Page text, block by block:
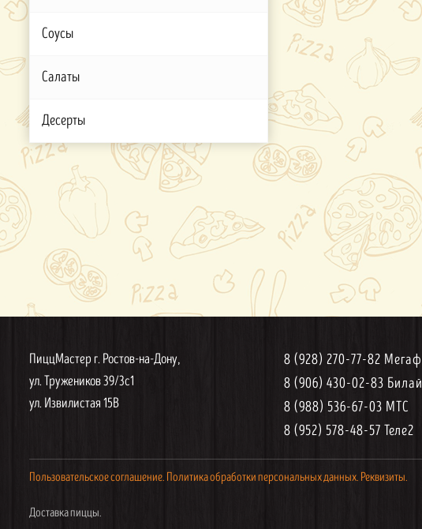
Соусы
Салаты
Десерты
ПиццМастер г. Ростов-на-Дону,
ул. Тружеников 39/3с1
ул. Извилистая 15В
8 (928) 270-77-82
8 (906) 430-02-83
8 (988) 536-67-03 МТС
8 (952) 578-48-57 Теле2
Пользовательское соглашение. Политика обработки персональных данных. Реквизиты.
Доставка пиццы.